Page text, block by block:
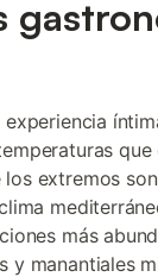
que
los extremos
más
y manantiales